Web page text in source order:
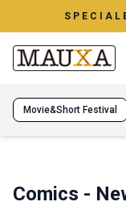
Movie&Short Festival
Comics -